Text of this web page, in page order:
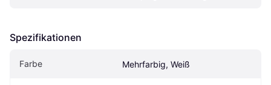
Spezifikationen
Farbe Mehrfarbig, Weiß